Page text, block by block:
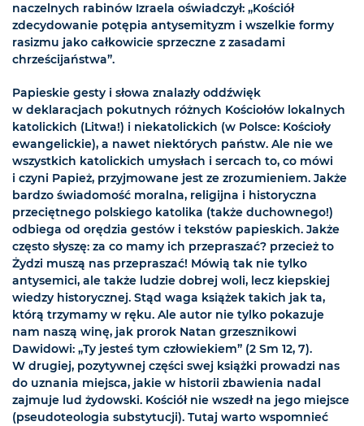
naczelnych rabinów Izraela oświadczył: „Kościół
zdecydowanie potępia antysemityzm i wszelkie formy
rasizmu jako całkowicie sprzeczne z zasadami
chrześcijaństwa”.
Papieskie gesty i słowa znalazły oddźwięk
w deklaracjach pokutnych różnych Kościołów lokalnych
katolickich (Litwa!) i niekatolickich (w Polsce: Kościoły
ewangelickie), a nawet niektórych państw. Ale nie we
wszystkich katolickich umysłach i sercach to, co mówi
i czyni Papież, przyjmowane jest ze zrozumieniem. Jakże
bardzo świadomość moralna, religijna i historyczna
przeciętnego polskiego katolika (także duchownego!)
odbiega od orędzia gestów i tekstów papieskich. Jakże
często słyszę: za co mamy ich przepraszać? przecież to
Żydzi muszą nas przepraszać! Mówią tak nie tylko
antysemici, ale także ludzie dobrej woli, lecz kiepskiej
wiedzy historycznej. Stąd waga książek takich jak ta,
którą trzymamy w ręku. Ale autor nie tylko pokazuje
nam naszą winę, jak prorok Natan grzesznikowi
Dawidowi: „Ty jesteś tym człowiekiem” (2 Sm 12, 7).
W drugiej, pozytywnej części swej książki prowadzi nas
do uznania miejsca, jakie w historii zbawienia nadal
zajmuje lud żydowski. Kościół nie wszedł na jego miejsce
(pseudoteologia substytucji). Tutaj warto wspomnieć